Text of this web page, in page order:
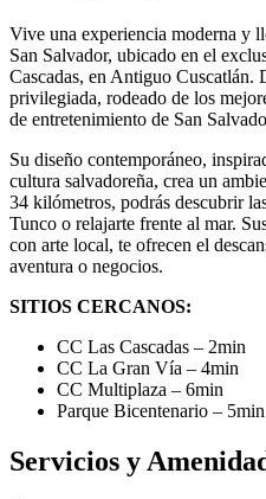
Vive una experiencia moderna y
San Salvador, ubicado en el
Cascadas, en Antiguo Cuscatlán.
privilegiada, rodeado de los
de entretenimiento de San
Su diseño contemporáneo,
cultura salvadoreña, crea un
34 kilómetros, podrás descubrir
Tunco o relajarte frente al mar.
con arte local, te ofrecen el
aventura o negocios.
SITIOS CERCANOS:
CC Las Cascadas – 2min
CC La Gran Vía – 4min
CC Multiplaza – 6min
Parque Bicentenario – 5min
Servicios y